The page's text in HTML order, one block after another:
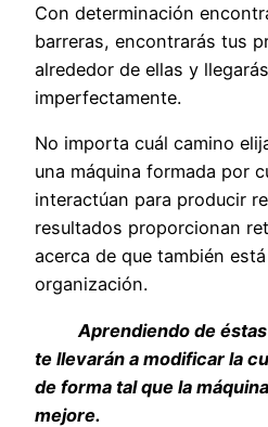
Con determinación
barreras, encontrarás tus
alrededor de ellas y
imperfectamente.
No importa cuál camino
una máquina formada por
interactúan para producir
resultados proporcionan
acerca de que también
organización.
Aprendiendo de
te llevarán a modificar la
de forma tal que la
mejore.